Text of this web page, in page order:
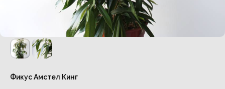
Фикус Амстел Кинг